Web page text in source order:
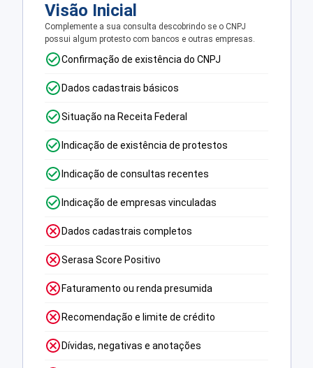
Visão Inicial
Complemente a sua consulta descobrindo se o CNPJ
possui algum protesto com bancos e outras empresas.
Confirmação de existência do CNPJ
Dados cadastrais básicos
Situação na Receita Federal
Indicação de existência de protestos
Indicação de consultas recentes
Indicação de empresas vinculadas
Dados cadastrais completos
Serasa Score Positivo
Faturamento ou renda presumida
Recomendação e limite de crédito
Dívidas, negativas e anotações